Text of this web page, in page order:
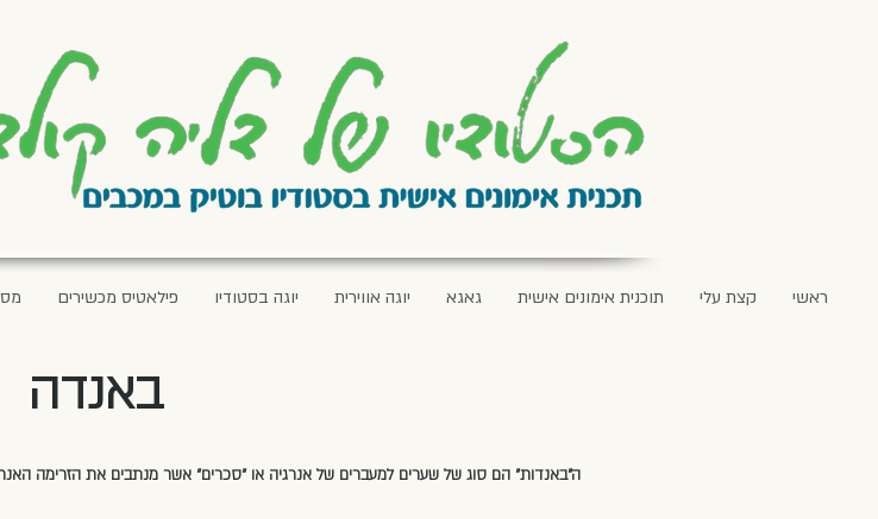
ראשי קצת עלי תוכנית אימונים אישית גאגא יוגה אווירית יוגה בסטודיו פילאטיס מכשירים
באנדה
ה"באנדות" הם סוג של שערים למעברים של אנרגיה או "סכרים" אשר מנתבים את הזרימה